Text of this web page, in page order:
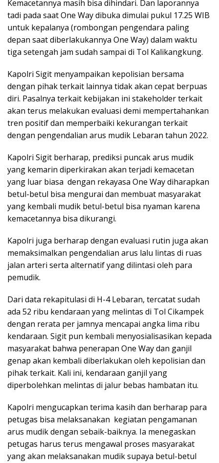
Kemacetannya masih bisa dihindari. Dan laporannya
tadi pada saat One Way dibuka dimulai pukul 17.25 WIB
untuk kepalanya (rombongan pengendara paling
depan saat diberlakukannya One Way) dalam waktu
tiga setengah jam sudah sampai di Tol Kalikangkung.
Kapolri Sigit menyampaikan kepolisian bersama
dengan pihak terkait lainnya tidak akan cepat berpuas
diri. Pasalnya terkait kebijakan ini stakeholder terkait
akan terus melakukan evaluasi demi mempertahankan
tren positif dan memperbaiki kekurangan terkait
dengan pengendalian arus mudik Lebaran tahun 2022.
Kapolri Sigit berharap, prediksi puncak arus mudik
yang kemarin diperkirakan akan terjadi kemacetan
yang luar biasa dengan rekayasa One Way diharapkan
betul-betul bisa mengurai dan membuat masyarakat
yang kembali mudik betul-betul bisa nyaman karena
kemacetannya bisa dikurangi.
Kapolri juga berharap dengan evaluasi rutin juga akan
memaksimalkan pengendalian arus lalu lintas di ruas
jalan arteri serta alternatif yang dilintasi oleh para
pemudik.
Dari data rekapitulasi di H-4 Lebaran, tercatat sudah
ada 52 ribu kendaraan yang melintas di Tol Cikampek
dengan rerata per jamnya mencapai angka lima ribu
kendaraan. Sigit pun kembali menyosialisasikan kepada
masyarakat bahwa penerapan One Way dan ganjil
genap akan kembali diberlakukan oleh kepolisian dan
pihak terkait. Kali ini, kendaraan ganjil yang
diperbolehkan melintas di jalur bebas hambatan itu.
Kapolri mengucapkan terima kasih dan berharap para
petugas bisa melaksanakan kegiatan pengamanan
arus mudik dengan sebaik-baiknya. Ia menegaskan
petugas harus terus mengawal proses masyarakat
yang akan melaksanakan mudik supaya betul-betul